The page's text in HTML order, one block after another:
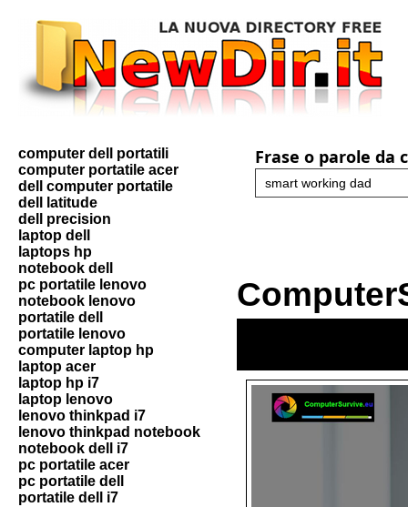
computer dell portatili
computer portatile acer
dell computer portatile
dell latitude
dell precision
laptop dell
laptops hp
notebook dell
pc portatile lenovo
notebook lenovo
portatile dell
portatile lenovo
computer laptop hp
laptop acer
laptop hp i7
laptop lenovo
lenovo thinkpad i7
lenovo thinkpad notebook
notebook dell i7
pc portatile acer
pc portatile dell
portatile dell i7
Frase o parole da